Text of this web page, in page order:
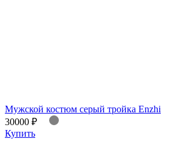
Мужской костюм серый тройка Еnzhi
30000 ₽
Купить